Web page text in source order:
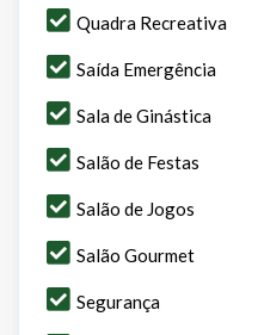
Quadra Recreativa
Saída Emergência
Sala de Ginástica
Salão de Festas
Salão de Jogos
Salão Gourmet
Segurança